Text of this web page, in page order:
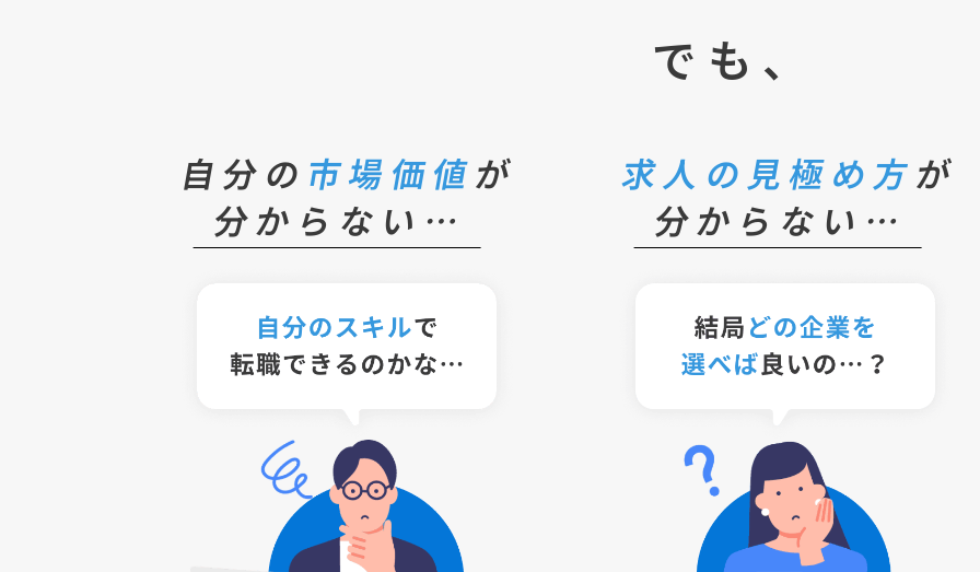
でも、
自分の市場価値が
分からない…
求人の見極め方が
分からない…